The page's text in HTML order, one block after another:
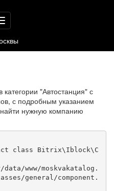
"Автостанция" с
с подробным указанием
нужную компанию
class Bitrix\Iblock\C
www/moskvakatalog.
general/component.